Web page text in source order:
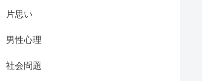
片思い
男性心理
社会問題